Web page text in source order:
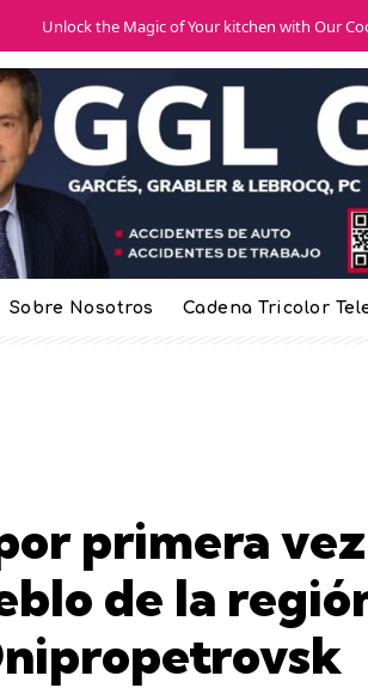
Unlock the Magic of Your kitchen with Our
Sobre Nosotros Cadena Tricolor
primera
de la